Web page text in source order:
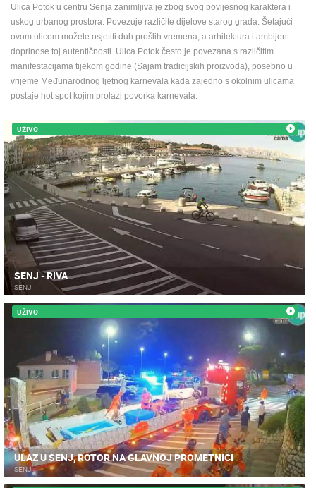
NAJNOVIJE KAMERE
UŽIVO 0 GLEDATELJ(A) UŽIVO
Ulica Potok u centru Senja zanimljiva je zbog svog povijesnog karaktera i
uskog urbanog prostora. Povezuje različite dijelove starog grada. Šetajući
ovom ulicom možete osjetiti duh prošlih vremena, a arhitektura i ambijent
doprinose toj autentičnosti. Ulica Potok često je povezana s različitim
manifestacijama tijekom godine (Sajam tradicijskih proizvoda), posebno u
vrijeme Međunarodnog ljetnog karnevala kada zajedno s okolnim ulicama
postaje hot spot kojim prolazi povorka karnevala.
UŽIVO
SENJ - RIVA
SENJ
UŽIVO
ULAZ U SENJ, ROTOR NA GLAVNOJ PROMETNICI
SENJ